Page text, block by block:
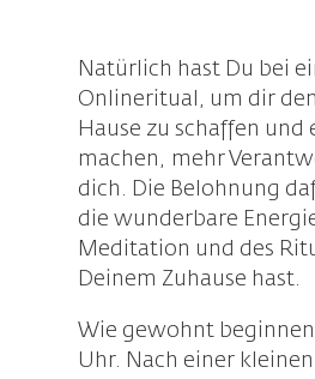
Natürlich hast Du bei
Onlineritual, um dir
Hause zu schaffen und
machen, mehr
dich. Die Belohnung
die wunderbare
Meditation und des
Deinem Zuhause hast.
Wie gewohnt
Uhr. Nach einer kleinen